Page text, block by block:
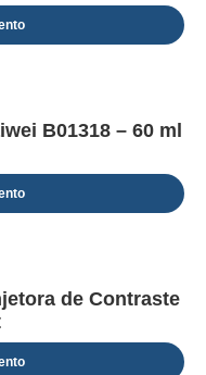
B01318 – 60 ml
de Contraste